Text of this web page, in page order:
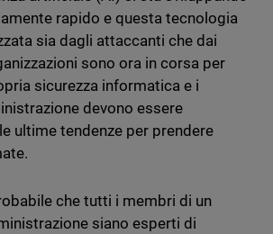
rapido e questa tecnologia
sia dagli attaccanti che dai
sono ora in corsa per
sicurezza informatica e i
devono essere
ultime tendenze per prendere
che tutti i membri di un
siano esperti di